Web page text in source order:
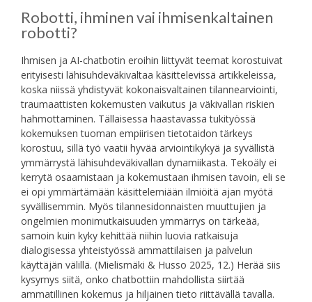
Robotti, ihminen vai ihmisenkaltainen
robotti?
Ihmisen ja AI-chatbotin eroihin liittyvät teemat korostuivat
erityisesti lähisuhdeväkivaltaa käsittelevissä artikkeleissa,
koska niissä yhdistyvät kokonaisvaltainen tilannearviointi,
traumaattisten kokemusten vaikutus ja väkivallan riskien
hahmottaminen. Tällaisessa haastavassa tukityössä
kokemuksen tuoman empiirisen tietotaidon tärkeys
korostuu, sillä työ vaatii hyvää arviointikykyä ja syvällistä
ymmärrystä lähisuhdeväkivallan dynamiikasta. Tekoäly ei
kerrytä osaamistaan ja kokemustaan ihmisen tavoin, eli se
ei opi ymmärtämään käsittelemiään ilmiöitä ajan myötä
syvällisemmin. Myös tilannesidonnaisten muuttujien ja
ongelmien monimutkaisuuden ymmärrys on tärkeää,
samoin kuin kyky kehittää niihin luovia ratkaisuja
dialogisessa yhteistyössä ammattilaisen ja palvelun
käyttäjän välillä. (Mielismäki & Husso 2025, 12.) Herää siis
kysymys siitä, onko chatbottiin mahdollista siirtää
ammatillinen kokemus ja hiljainen tieto riittävällä tavalla.